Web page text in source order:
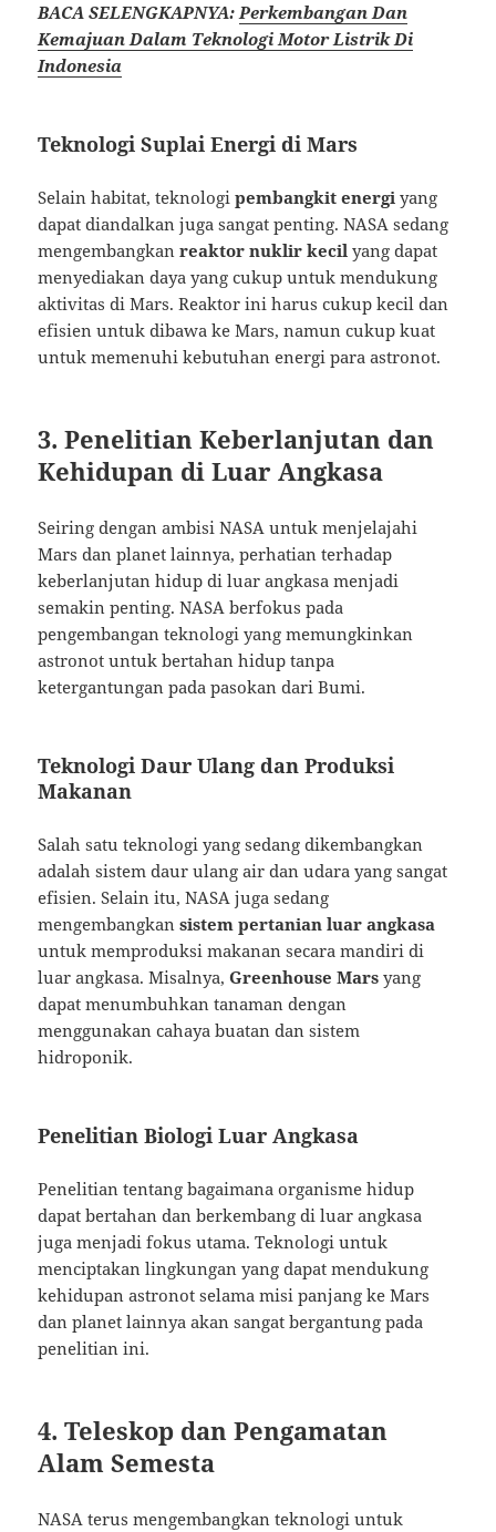
BACA SELENGKAPNYA:Perkembangan Dan
Kemajuan Dalam Teknologi Motor Listrik Di
Indonesia
Teknologi Suplai Energi di Mars
Selain habitat, teknologipembangkit energi yang
dapat diandalkan juga sangat penting. NASA sedang
mengembangkanreaktor nuklir kecil yang dapat
menyediakan daya yang cukup untuk mendukung
aktivitas di Mars. Reaktor ini harus cukup kecil dan
efisien untuk dibawa ke Mars, namun cukup kuat
untuk memenuhi kebutuhan energi para astronot.
3. Penelitian Keberlanjutan dan
Kehidupan di Luar Angkasa
Seiring dengan ambisi NASA untuk menjelajahi
Mars dan planet lainnya, perhatian terhadap
keberlanjutan hidup di luar angkasa menjadi
semakin penting. NASA berfokus pada
pengembangan teknologi yang memungkinkan
astronot untuk bertahan hidup tanpa
ketergantungan pada pasokan dari Bumi.
Teknologi Daur Ulang dan Produksi
Makanan
Salah satu teknologi yang sedang dikembangkan
adalah sistem daur ulang air dan udara yang sangat
efisien. Selain itu, NASA juga sedang
mengembangkansistem pertanian luar angkasa
untuk memproduksi makanan secara mandiri di
luar angkasa. Misalnya,Greenhouse Mars yang
dapat menumbuhkan tanaman dengan
menggunakan cahaya buatan dan sistem
hidroponik.
Penelitian Biologi Luar Angkasa
Penelitian tentang bagaimana organisme hidup
dapat bertahan dan berkembang di luar angkasa
juga menjadi fokus utama. Teknologi untuk
menciptakan lingkungan yang dapat mendukung
kehidupan astronot selama misi panjang ke Mars
dan planet lainnya akan sangat bergantung pada
penelitian ini.
4. Teleskop dan Pengamatan
Alam Semesta
NASA terus mengembangkan teknologi untuk